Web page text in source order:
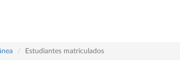
Estudiantes matriculados